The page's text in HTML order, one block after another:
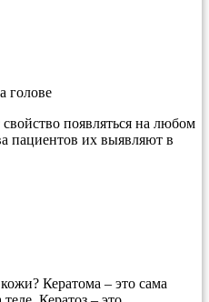
появляться на любом
пациентов их выявляют в
Кератома – это сама